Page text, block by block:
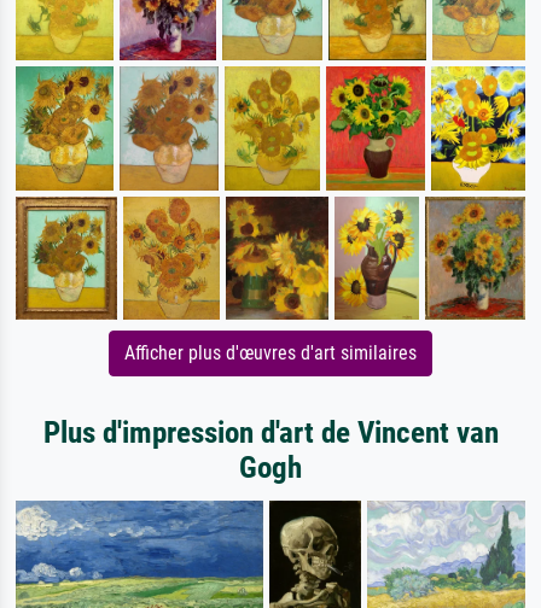
Afficher plus d'œuvres d'art similaires
Plus d'impression d'art de Vincent van
Gogh